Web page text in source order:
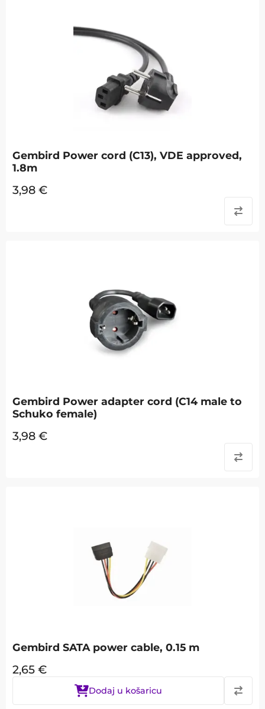
Gembird Power cord (C13), VDE approved,
1.8m
3,98 €
Gembird Power adapter cord (C14 male to
Schuko female)
3,98 €
Gembird SATA power cable, 0.15 m
2,65 €
Dodaj u košaricu